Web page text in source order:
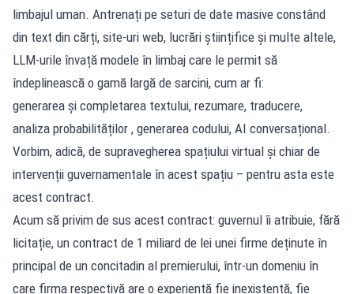
limbajul uman. Antrenați pe seturi de date masive constând
din text din cărți, site-uri web, lucrări științifice și multe altele,
LLM-urile învață modele în limbaj care le permit să
îndeplinească o gamă largă de sarcini, cum ar fi:
generarea și completarea textului, rezumare, traducere,
analiza probabilităților , generarea codului, AI conversațional.
Vorbim, adică, de supravegherea spațiului virtual și chiar de
intervenții guvernamentale în acest spațiu – pentru asta este
acest contract.
Acum să privim de sus acest contract: guvernul îi atribuie, fără
licitație, un contract de 1 miliard de lei unei firme deținute în
principal de un concitadin al premierului, într-un domeniu în
care firma respectivă are o experiență fie inexistentă, fie